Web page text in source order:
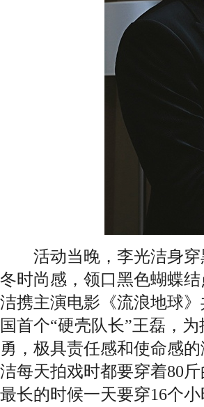
活动当晚，李光洁身穿
冬时尚感，领口黑色蝴蝶
洁携主演电影《流浪地球
国首个“硬壳队长”王磊，
勇，极具责任感和使命感
洁每天拍戏时都要穿着80
最长的时候一天要穿16个